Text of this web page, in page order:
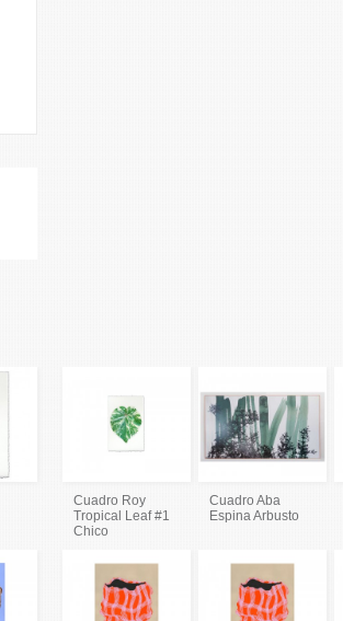
Cuadro Roy
Tropical Leaf #1
Chico
Cuadro Aba
Espina Arbusto